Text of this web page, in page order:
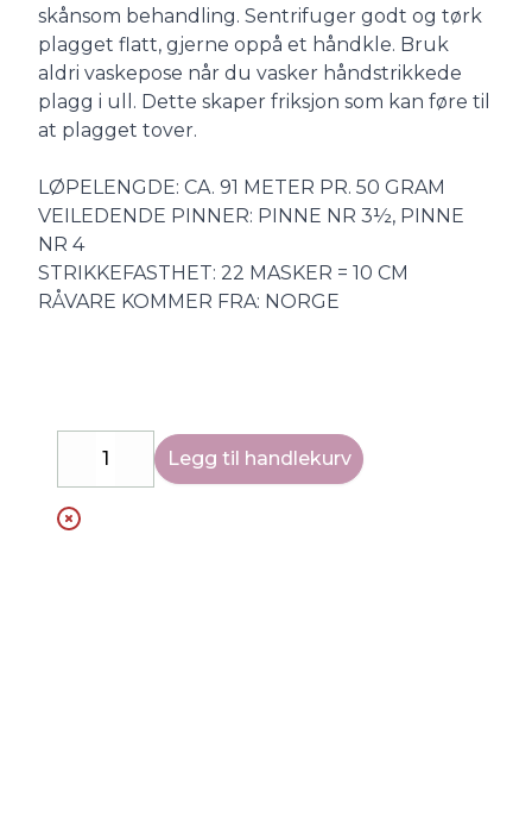
skånsom behandling. Sentrifuger godt og tørk
plagget flatt, gjerne oppå et håndkle. Bruk
aldri vaskepose når du vasker håndstrikkede
plagg i ull. Dette skaper friksjon som kan føre til
at plagget tover.
LØPELENGDE: CA. 91 METER PR. 50 GRAM
VEILEDENDE PINNER: PINNE NR 3½, PINNE
NR 4
STRIKKEFASTHET: 22 MASKER = 10 CM
RÅVARE KOMMER FRA: NORGE
DecreaseIncrease
Legg til handlekurv